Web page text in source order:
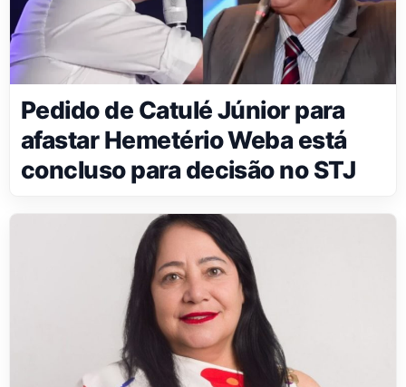
Pedido de Catulé Júnior para
afastar Hemetério Weba está
concluso para decisão no STJ